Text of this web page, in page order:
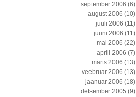
september 2006 (6)
august 2006 (10)
juuli 2006 (11)
juuni 2006 (11)
mai 2006 (22)
aprill 2006 (7)
märts 2006 (13)
veebruar 2006 (13)
jaanuar 2006 (18)
detsember 2005 (9)